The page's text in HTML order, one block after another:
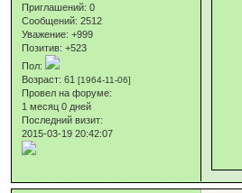
Приглашений: 0
Сообщений: 2512
Уважение: +999
Позитив: +523
Пол:
Возраст: 61[1964-11-06]
Провел на форуме:
1 месяц 0 дней
Последний визит:
2015-03-19 20:42:07